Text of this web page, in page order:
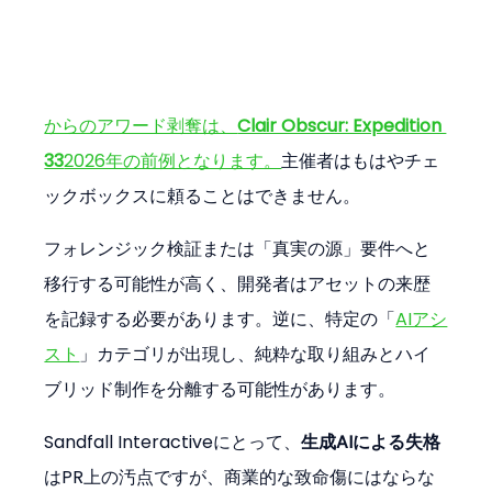
からのアワード剥奪は、Clair Obscur: Expedition
332026年の前例となります。主催者はもはやチェ
ックボックスに頼ることはできません。
フォレンジック検証または「真実の源」要件へと
移行する可能性が高く、開発者はアセットの来歴
を記録する必要があります。逆に、特定の「AIアシ
スト 」カテゴリが出現し、純粋な取り組みとハイ
ブリッド制作を分離する可能性があります。
Sandfall Interactiveにとって、生成AIによる失格
はPR上の汚点ですが、商業的な致命傷にはならな